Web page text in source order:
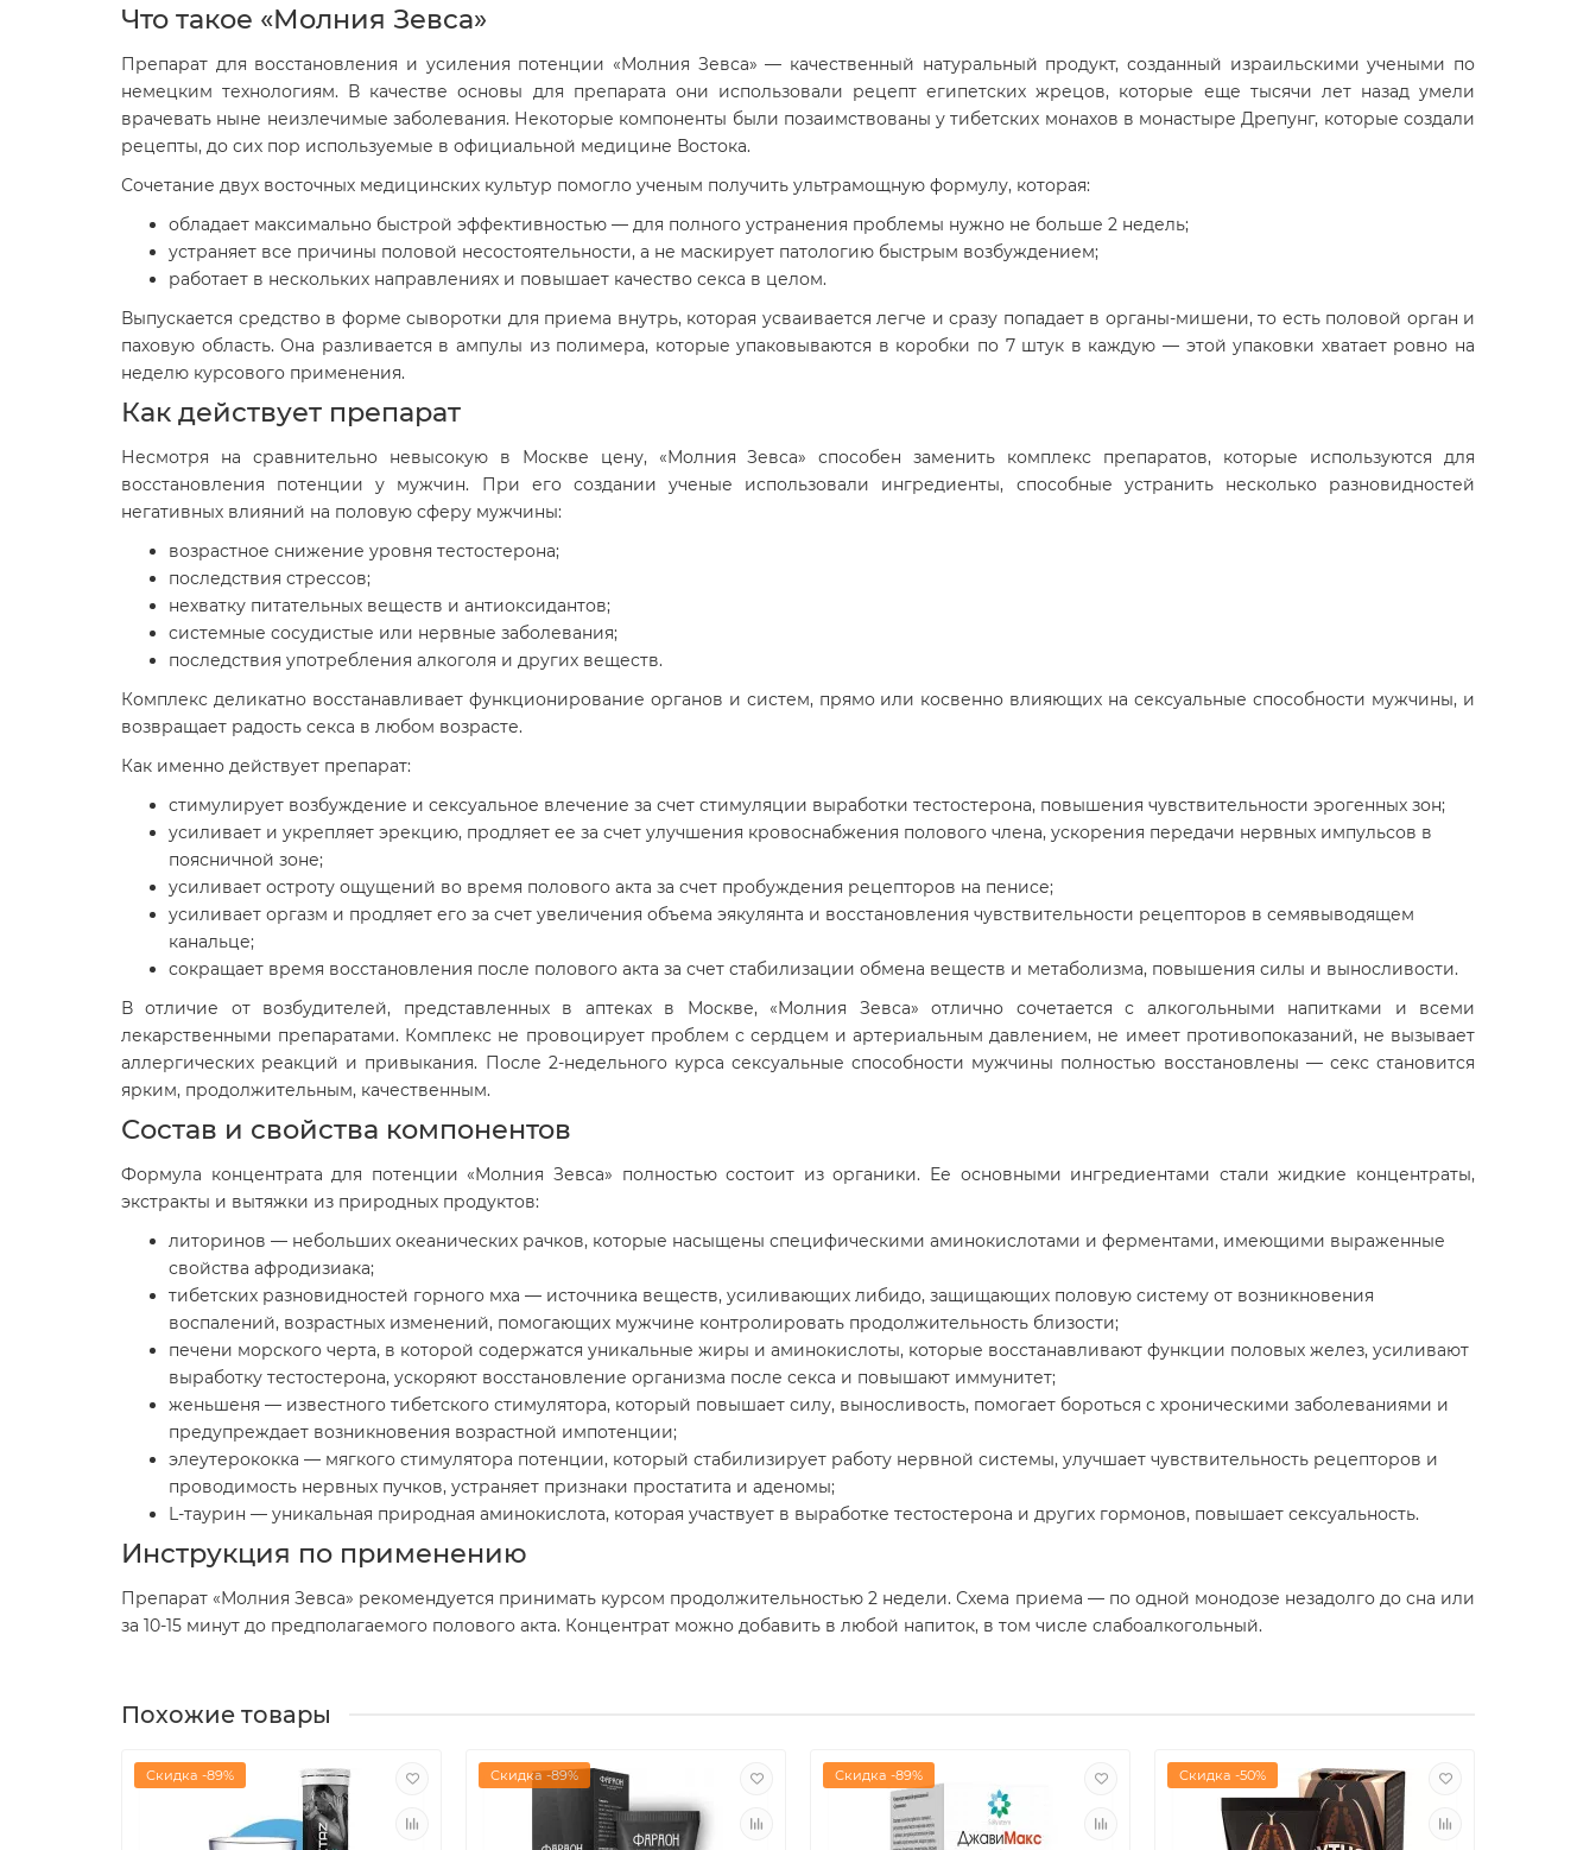
Что такое «Молния Зевса»
Препарат для восстановления и усиления потенции «Молния Зевса» — качественный натуральный продукт, созданный израильскими учеными по
немецким технологиям. В качестве основы для препарата они использовали рецепт египетских жрецов, которые еще тысячи лет назад умели
врачевать ныне неизлечимые заболевания. Некоторые компоненты были позаимствованы у тибетских монахов в монастыре Дрепунг, которые создали
рецепты, до сих пор используемые в официальной медицине Востока.
Сочетание двух восточных медицинских культур помогло ученым получить ультрамощную формулу, которая:
обладает максимально быстрой эффективностью — для полного устранения проблемы нужно не больше 2 недель;
устраняет все причины половой несостоятельности, а не маскирует патологию быстрым возбуждением;
работает в нескольких направлениях и повышает качество секса в целом.
Выпускается средство в форме сыворотки для приема внутрь, которая усваивается легче и сразу попадает в органы-мишени, то есть половой орган и
паховую область. Она разливается в ампулы из полимера, которые упаковываются в коробки по 7 штук в каждую — этой упаковки хватает ровно на
неделю курсового применения.
Как действует препарат
Несмотря на сравнительно невысокую в Москве цену, «Молния Зевса» способен заменить комплекс препаратов, которые используются для
восстановления потенции у мужчин. При его создании ученые использовали ингредиенты, способные устранить несколько разновидностей
негативных влияний на половую сферу мужчины:
возрастное снижение уровня тестостерона;
последствия стрессов;
нехватку питательных веществ и антиоксидантов;
системные сосудистые или нервные заболевания;
последствия употребления алкоголя и других веществ.
Комплекс деликатно восстанавливает функционирование органов и систем, прямо или косвенно влияющих на сексуальные способности мужчины, и
возвращает радость секса в любом возрасте.
Как именно действует препарат:
стимулирует возбуждение и сексуальное влечение за счет стимуляции выработки тестостерона, повышения чувствительности эрогенных зон;
усиливает и укрепляет эрекцию, продляет ее за счет улучшения кровоснабжения полового члена, ускорения передачи нервных импульсов в
поясничной зоне;
усиливает остроту ощущений во время полового акта за счет пробуждения рецепторов на пенисе;
усиливает оргазм и продляет его за счет увеличения объема эякулянта и восстановления чувствительности рецепторов в семявыводящем
канальце;
сокращает время восстановления после полового акта за счет стабилизации обмена веществ и метаболизма, повышения силы и выносливости.
В отличие от возбудителей, представленных в аптеках в Москве, «Молния Зевса» отлично сочетается с алкогольными напитками и всеми
лекарственными препаратами. Комплекс не провоцирует проблем с сердцем и артериальным давлением, не имеет противопоказаний, не вызывает
аллергических реакций и привыкания. После 2-недельного курса сексуальные способности мужчины полностью восстановлены — секс становится
ярким, продолжительным, качественным.
Состав и свойства компонентов
Формула концентрата для потенции «Молния Зевса» полностью состоит из органики. Ее основными ингредиентами стали жидкие концентраты,
экстракты и вытяжки из природных продуктов:
литоринов — небольших океанических рачков, которые насыщены специфическими аминокислотами и ферментами, имеющими выраженные
свойства афродизиака;
тибетских разновидностей горного мха — источника веществ, усиливающих либидо, защищающих половую систему от возникновения
воспалений, возрастных изменений, помогающих мужчине контролировать продолжительность близости;
печени морского черта, в которой содержатся уникальные жиры и аминокислоты, которые восстанавливают функции половых желез, усиливают
выработку тестостерона, ускоряют восстановление организма после секса и повышают иммунитет;
женьшеня — известного тибетского стимулятора, который повышает силу, выносливость, помогает бороться с хроническими заболеваниями и
предупреждает возникновения возрастной импотенции;
элеутерококка — мягкого стимулятора потенции, который стабилизирует работу нервной системы, улучшает чувствительность рецепторов и
проводимость нервных пучков, устраняет признаки простатита и аденомы;
L-таурин — уникальная природная аминокислота, которая участвует в выработке тестостерона и других гормонов, повышает сексуальность.
Инструкция по применению
Препарат «Молния Зевса» рекомендуется принимать курсом продолжительностью 2 недели. Схема приема — по одной монодозе незадолго до сна или
за 10-15 минут до предполагаемого полового акта. Концентрат можно добавить в любой напиток, в том числе слабоалкогольный.
Похожие товары
Скидка -89% Скидка -89% Скидка -89% Скидка -50%